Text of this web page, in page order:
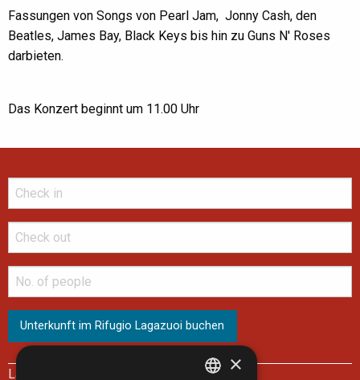
Fassungen von Songs von Pearl Jam, Jonny Cash, den
Beatles, James Bay, Black Keys bis hin zu Guns N' Roses
darbieten.
Das Konzert beginnt um 11.00 Uhr
Lagazuoi Spa ×